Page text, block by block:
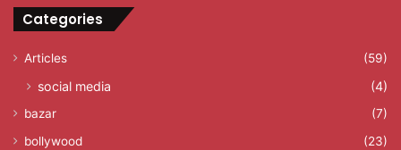
Categories
Articles (59)
social media (4)
bazar
(7)
bollywood
(23)